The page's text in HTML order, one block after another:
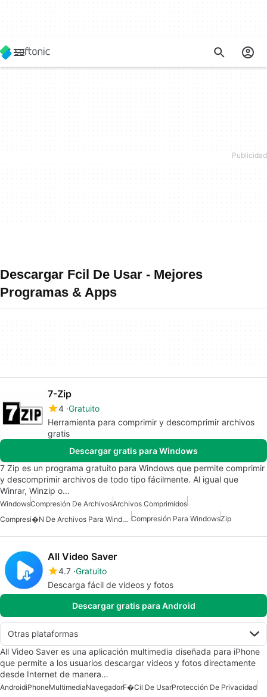
Descargar Fcil De Usar - Mejores
Programas & Apps
7-Zip
4 Gratuito
Herramienta para comprimir y descomprimir archivos
gratis
Descargar gratis para Windows
7 Zip es un programa gratuito para Windows que permite comprimir
y descomprimir archivos de todo tipo fácilmente. Al igual que
Winrar, Winzip o…
WindowsCompresión De ArchivosArchivos Comprimidos
Compresi�n De Archivos Para Windows 10 Compresión Para WindowsZip
All Video Saver
4.7 Gratuito
Descarga fácil de videos y fotos
Descargar gratis para Android
Otras plataformas
All Video Saver es una aplicación multimedia diseñada para iPhone
que permite a los usuarios descargar videos y fotos directamente
desde Internet de manera…
AndroidiPhoneMultimediaNavegadorF�cil De UsarProtección De Privacidad